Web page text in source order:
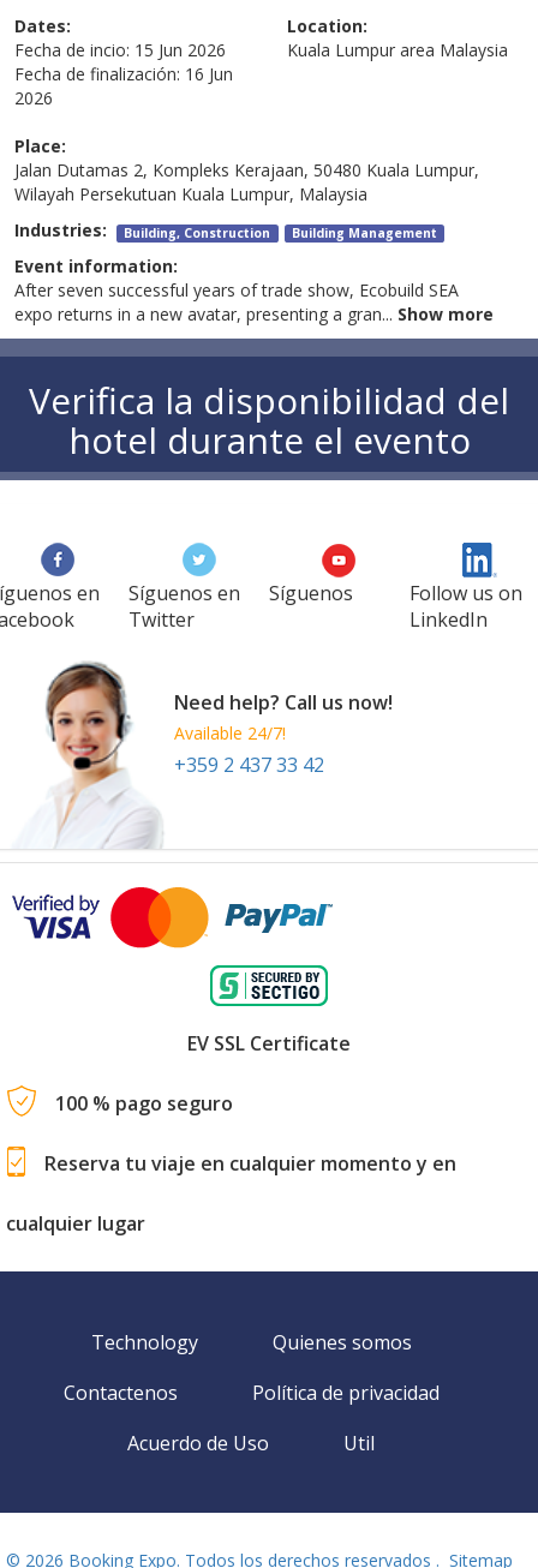
Dates:
Fecha de incio: 15 Jun 2026
Fecha de finalización: 16 Jun
2026
Location:
Kuala Lumpur area Malaysia
Place:
Jalan Dutamas 2, Kompleks Kerajaan, 50480 Kuala Lumpur,
Wilayah Persekutuan Kuala Lumpur, Malaysia
Industries: Building, Construction Building Management
Event information:
After seven successful years of trade show, Ecobuild SEA
expo returns in a new avatar, presenting a gran... Show more
Verifica la disponibilidad del
hotel durante el evento
en
Síguenos en
Twitter
Síguenos
Follow us on
LinkedIn
Need help? Call us now!
Available 24/7!
+359 2 437 33 42
EV SSL Certificate
100 % pago seguro
Reserva tu viaje en cualquier momento y en
cualquier lugar
Technology
Quienes somos
Contactenos
Política de privacidad
Acuerdo de Uso
Util
© 2026 Booking Expo. Todos los derechos reservados . Sitemap